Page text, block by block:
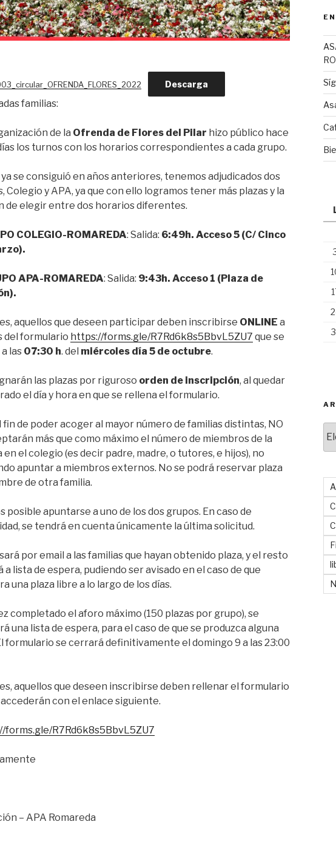
Descarga
familias:
de la Ofrenda de Flores del Pilar hizo público hace
los turnos con los horarios correspondientes a cada grupo.
se consiguió en años anteriores, tenemos adjudicados dos
Colegio y APA, ya que con ello logramos tener más plazas y la
de elegir entre dos horarios diferentes.
COLEGIO-ROMAREDA: Salida: 6:49h. Acceso 5 (C/ Cinco
APA-ROMAREDA: Salida: 9:43h. Acceso 1 (Plaza de
aquellos que deseen participar deben inscribirse ONLINE a
del formulario https://forms.gle/R7Rd6k8s5BbvL5ZU7 que se
las 07:30 h. del miércoles día 5 de octubre.
las plazas por riguroso orden de inscripción, al quedar
el día y hora en que se rellena el formulario.
fin de poder acoger al mayor número de familias distintas, NO
más que como máximo el número de miembros de la
en el colegio (es decir padre, madre, o tutores, e hijos), no
apuntar a miembros externos. No se podrá reservar plaza
de otra familia.
posible apuntarse a uno de los dos grupos. En caso de
se tendrá en cuenta únicamente la última solicitud.
por email a las familias que hayan obtenido plaza, y el resto
a lista de espera, pudiendo ser avisado en el caso de que
una plaza libre a lo largo de los días.
completado el aforo máximo (150 plazas por grupo), se
una lista de espera, para el caso de que se produzca alguna
formulario se cerrará definitivamente el domingo 9 a las 23:00
aquellos que deseen inscribirse deben rellenar el formulario
accederán con el enlace siguiente.
forms.gle/R7Rd6k8s5BbvL5ZU7
– APA Romareda